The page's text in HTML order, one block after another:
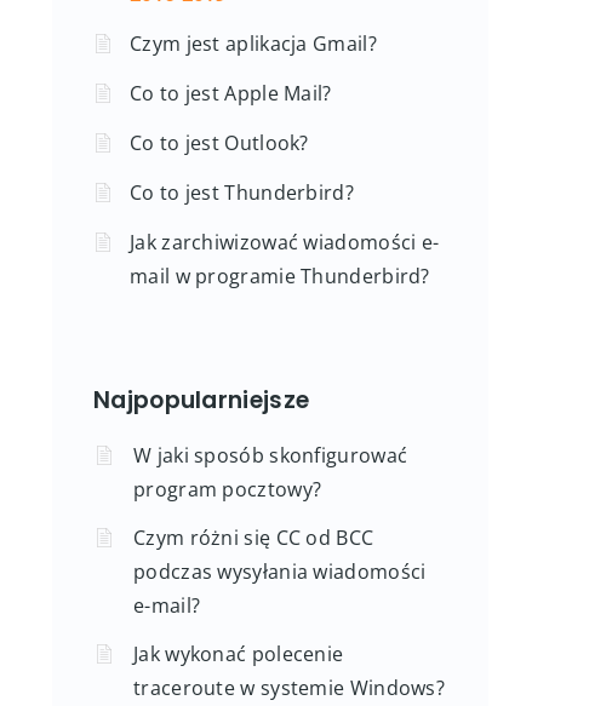
Czym jest aplikacja Gmail?
Co to jest Apple Mail?
Co to jest Outlook?
Co to jest Thunderbird?
Jak zarchiwizować wiadomości e-
mail w programie Thunderbird?
Najpopularniejsze
W jaki sposób skonfigurować
program pocztowy?
Czym różni się CC od BCC
podczas wysyłania wiadomości
e-mail?
Jak wykonać polecenie
traceroute w systemie Windows?